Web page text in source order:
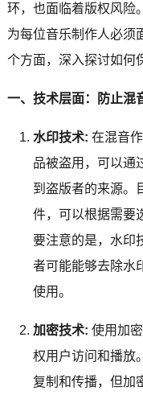
环，也面临着版权风险
为每位音乐制作人必须
个方面，深入探讨如何
一、技术层面：防止混
水印技术: 在混音
品被盗用，可以通
到盗版者的来源。
件，可以根据需要
要注意的是，水印
者可能能够去除水
使用。
加密技术: 使用加
权用户访问和播放
复制和传播，但加